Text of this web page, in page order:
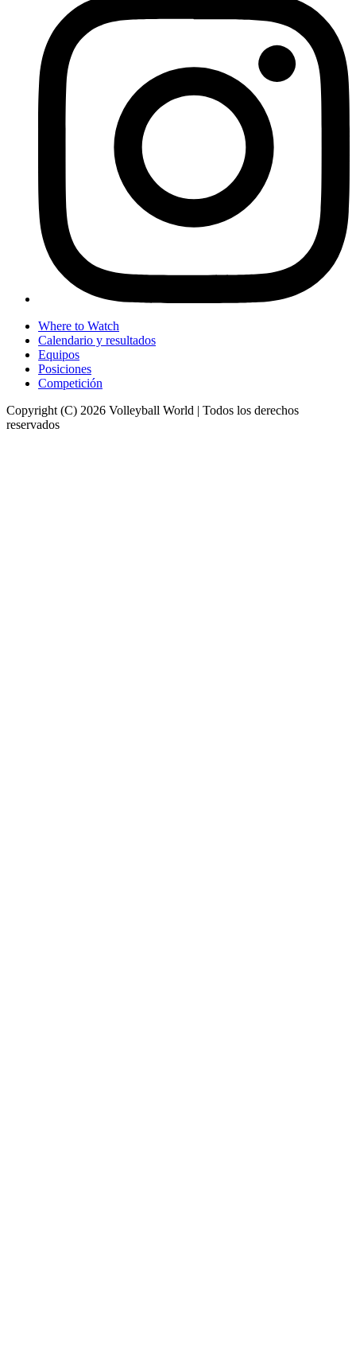
Where to Watch
Calendario y resultados
Equipos
Posiciones
Competición
Copyright (C) 2026 Volleyball World | Todos los derechos
reservados